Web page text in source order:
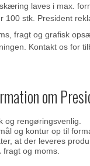
laves i max.
100 stk. President
fragt og grafisk
Kontakt os for
om
og rengøringsvenlig.
og kontur op til
at der leveres
fragt og moms.